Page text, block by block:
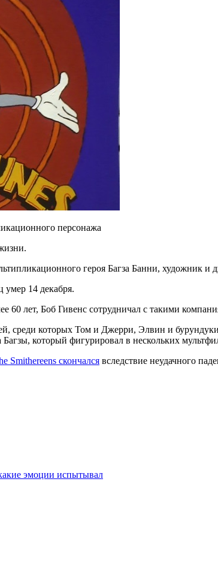
персонажа
героя Багза Банни, художник и
умер 14 декабря.
60 лет, Боб Гивенс сотрудничал с такими
среди которых Том и Джерри, Элвин и
который фигурировал в нескольких
Smithereens скончался вследствие неудачного
эмоции испытывал